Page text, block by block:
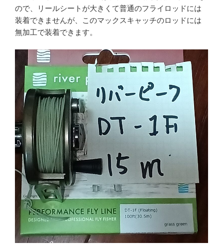
ので、リールシートが大きくて普通のフライロッドには
装着できませんが、このマックスキャッチのロッドには
無加工で装着できます。